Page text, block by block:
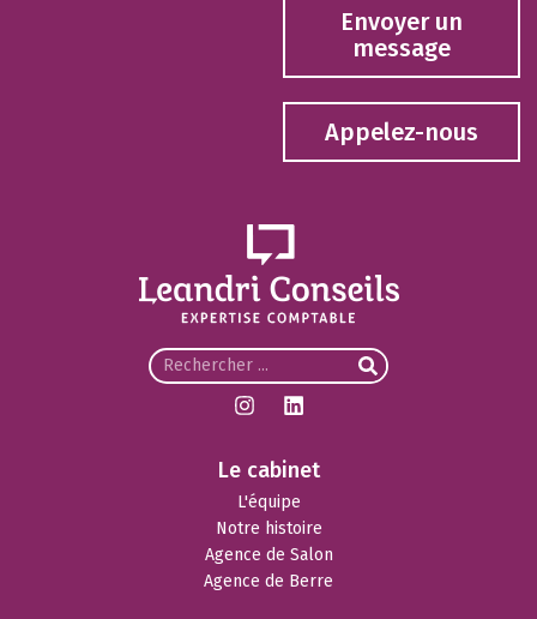
Envoyer un
message
Appelez-nous
Le cabinet
L'équipe
Notre histoire
Agence de Salon
Agence de Berre